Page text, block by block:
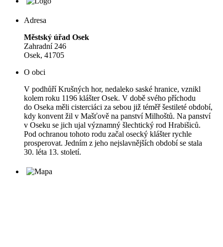
Adresa
Městský úřad Osek
Zahradní 246
Osek, 41705
O obci
V podhůří Krušných hor, nedaleko saské hranice, vznikl
kolem roku 1196 klášter Osek. V době svého příchodu
do Oseka měli cisterciáci za sebou již téměř šestileté období,
kdy konvent žil v Mašťově na panství Milhoštů. Na panství
v Oseku se jich ujal významný šlechtický rod Hrabišiců.
Pod ochranou tohoto rodu začal osecký klášter rychle
prosperovat. Jedním z jeho nejslavnějších období se stala
30. léta 13. století.